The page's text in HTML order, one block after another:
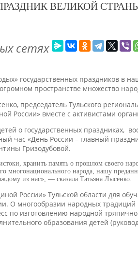
ВЕЛИКОЙ
сетях
государственных праздников в
пространстве множество
председатель Тульского
России» вместе с активистами
о государственных праздниках,
час «День России – главный
Гризодубовой.
хранить память о прошлом своего
многонационального народа, нашу
из нас», — сказала Татьяна Лысенко.
России» Тульской области для
О многообразии народных традиций
по изготовлению народной
образования детей